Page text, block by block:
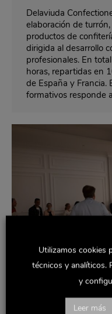
Delaviuda
elaboración de
productos de
dirigida al desarrollo
profesionales. En
horas, repartidas en
de España y Francia.
formativos responde
Utilizamos cookies
técnicos y analíticos.
y
Leer más